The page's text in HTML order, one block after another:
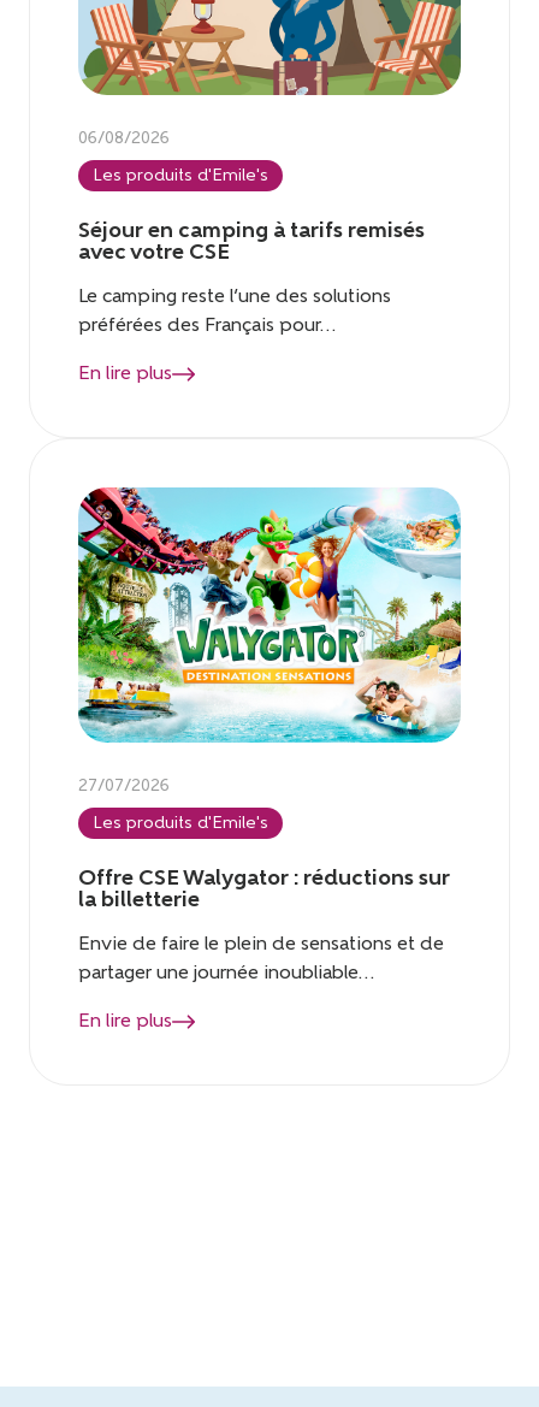
06/08/2026
Les produits d'Emile's
Séjour en camping à tarifs remisés
avec votre CSE
Le camping reste l’une des solutions
préférées des Français pour...
En lire plus
27/07/2026
Les produits d'Emile's
Offre CSE Walygator : réductions sur
la billetterie
Envie de faire le plein de sensations et de
partager une journée inoubliable...
En lire plus